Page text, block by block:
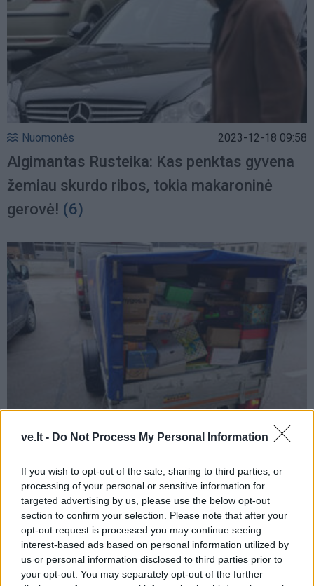
ve.lt - Do Not Process My Personal Information
If you wish to opt-out of the sale, sharing to third parties, or
processing of your personal or sensitive information for
targeted advertising by us, please use the below opt-out
section to confirm your selection. Please note that after your
opt-out request is processed you may continue seeing
interest-based ads based on personal information utilized by
us or personal information disclosed to third parties prior to
your opt-out. You may separately opt-out of the further
Nuomonės 2023-12-18 09:58
Algimantas Rusteika: Kas penktas gyvena
žemiau skurdo ribos, tokia makaroninė
gerovė! (6)
Lietuva 2023-04-15 16:00